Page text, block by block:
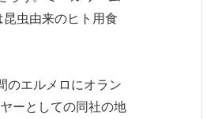
虫由来のヒト用食
のエルメロにオラン
ーとしての同社の地